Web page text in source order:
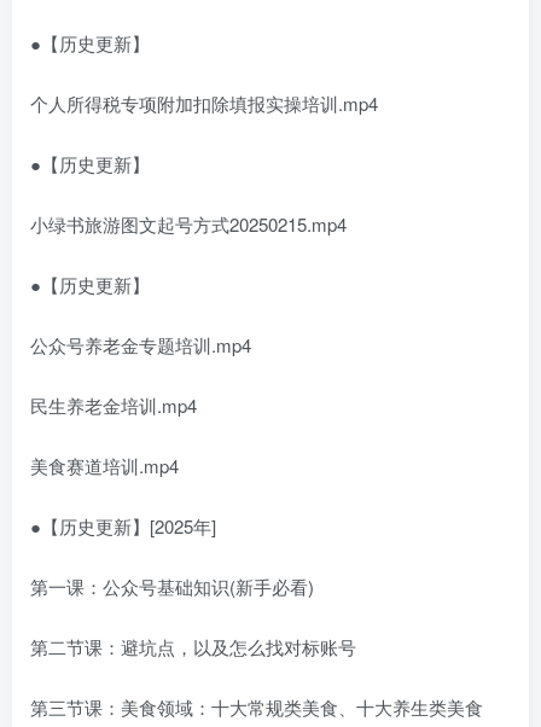
●【历史更新】
个人所得税专项附加扣除填报实操培训.mp4
●【历史更新】
小绿书旅游图文起号方式20250215.mp4
●【历史更新】
公众号养老金专题培训.mp4
民生养老金培训.mp4
美食赛道培训.mp4
●【历史更新】[2025年]
第一课：公众号基础知识(新手必看)
第二节课：避坑点，以及怎么找对标账号
第三节课：美食领域：十大常规类美食、十大养生类美食